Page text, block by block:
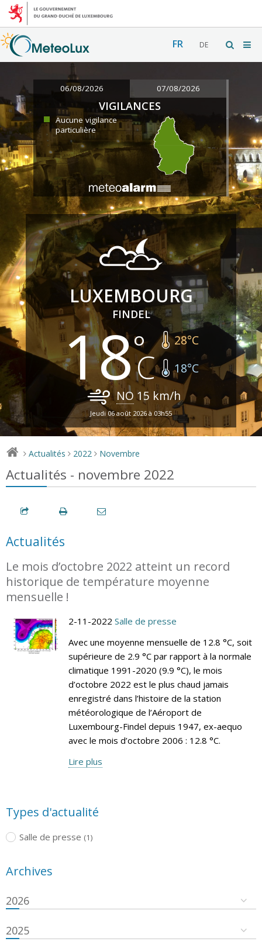
FR DE
06/08/2026 07/08/2026
VIGILANCES
Aucune vigilance
particulière
LUXEMBOURG
FINDEL
18 28°C
18°C
NO 15 km/h
Jeudi 06 août 2026 à 03h55
> Actualités > 2022 > Novembre
Actualités - novembre 2022
Actualités
Le mois d’octobre 2022 atteint un record
historique de température moyenne
mensuelle !
2-11-2022 Salle de presse
Avec une moyenne mensuelle de 12.8 °C, soit
supérieure de 2.9 °C par rapport à la normale
climatique 1991-2020 (9.9 °C), le mois
d’octobre 2022 est le plus chaud jamais
enregistré dans l’histoire de la station
météorologique de l’Aéroport de
Luxembourg-Findel depuis 1947, ex-aequo
avec le mois d’octobre 2006 : 12.8 °C.
Lire plus
Types d'actualité
Salle de presse (1)
Archives
2026
2025